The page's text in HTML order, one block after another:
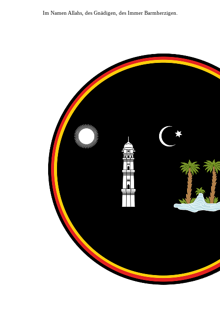
Im Namen Allahs, des Gnädigen, des Immer Barmherzigen.